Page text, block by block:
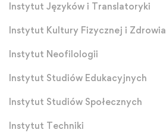
Instytut Języków i Translatoryki
Instytut Kultury Fizycznej i Zdrowia
Instytut Neofilologii
Instytut Studiów Edukacyjnych
Instytut Studiów Społecznych
Instytut Techniki